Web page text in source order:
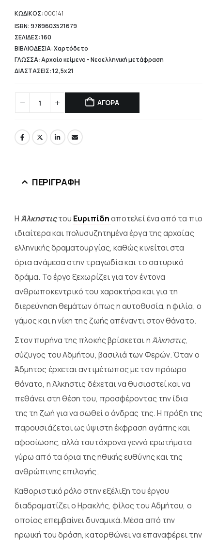
είναι:
9,76 €.
ΚΩΔΙΚΟΣ: 000141
ISBN: 9789603521679
ΣΕΛΙΔΕΣ: 160
ΒΙΒΛΙΟΔΕΣΙΑ: Χαρτόδετο
ΓΛΩΣΣΑ: Αρχαίο κείμενο - Νεοελληνική μετάφραση
ΔΙΑΣΤΑΣΕΙΣ: 12,5x21
ΑΓΟΡΑ
ΠΕΡΙΓΡΑΦΉ
ΗΆλκηστιςτου Ευριπίδηαποτελεί ένα από τα πιο
ιδιαίτερα και πολυσυζητημένα έργα της αρχαίας
ελληνικής δραματουργίας, καθώς κινείται στα
όρια ανάμεσα στην τραγωδία και το σατυρικό
δράμα. Το έργο ξεχωρίζει για τον έντονα
ανθρωποκεντρικό του χαρακτήρα και για τη
διερεύνηση θεμάτων όπως η αυτοθυσία, η φιλία, ο
γάμος και η νίκη της ζωής απέναντι στον θάνατο.
Στον πυρήνα της πλοκής βρίσκεται ηΆλκηστις,
σύζυγος του Αδμήτου, βασιλιά των Φερών. Όταν ο
Άδμητος έρχεται αντιμέτωπος με τον πρόωρο
θάνατο, η Άλκηστις δέχεται να θυσιαστεί και να
πεθάνει στη θέση του, προσφέροντας την ίδια
της τη ζωή για να σωθεί ο άνδρας της. Η πράξη της
παρουσιάζεται ως ύψιστη έκφραση αγάπης και
αφοσίωσης, αλλά ταυτόχρονα γεννά ερωτήματα
γύρω από τα όρια της ηθικής ευθύνης και της
ανθρώπινης επιλογής.
Καθοριστικό ρόλο στην εξέλιξη του έργου
διαδραματίζει ο Ηρακλής, φίλος του Αδμήτου, ο
οποίος επεμβαίνει δυναμικά. Μέσα από την
ηρωική του δράση, κατορθώνει να επαναφέρει την